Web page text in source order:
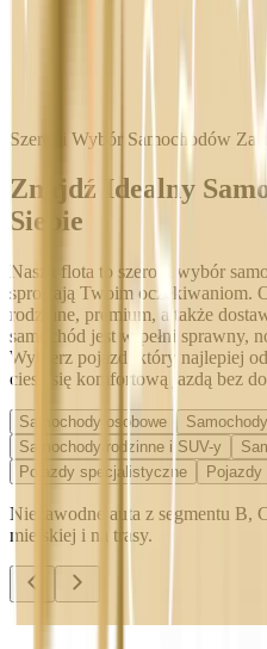
Szeroki Wybór Samochodów
Znajdź Idealny
Siebie
Nasza flota to szeroki wybór
sprostają Twoim oczekiwaniom.
rodzinne, premium, a także
samochód jest w pełni sprawny,
Wybierz pojazd, który najlepiej
ciesz się komfortową jazdą bez
Samochody osobowe
Samochody rodzinne i SUV-y
Pojazdy specjalistyczne
Pojazdy
Niezawodne auta z segmentu B,
miejskiej i na trasy.